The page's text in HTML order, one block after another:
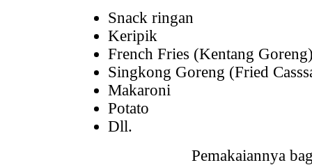
Snack ringan
Keripik
French Fries (Kentang
Singkong Goreng (Fried
Makaroni
Potato
Dll.
Pemakaiannya